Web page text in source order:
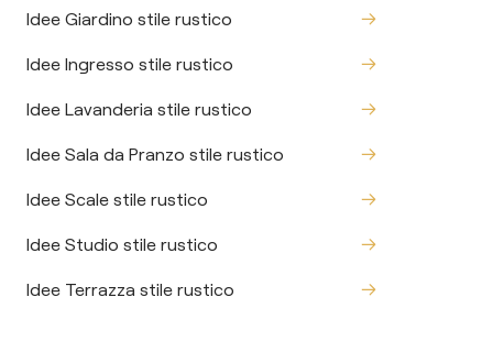
Idee Giardino stile rustico
Idee Ingresso stile rustico
Idee Lavanderia stile rustico
Idee Sala da Pranzo stile rustico
Idee Scale stile rustico
Idee Studio stile rustico
Idee Terrazza stile rustico